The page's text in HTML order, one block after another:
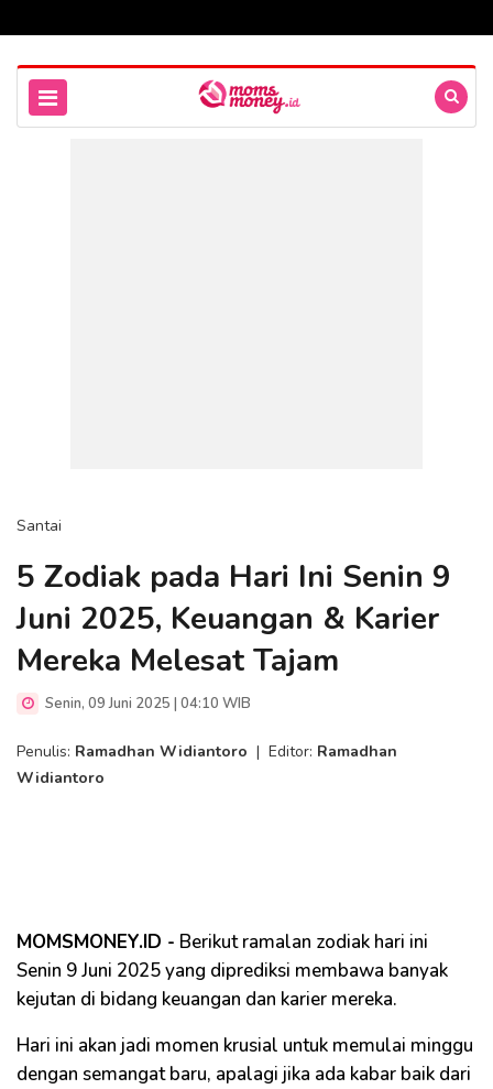
Santai
5 Zodiak pada Hari Ini Senin 9
Juni 2025, Keuangan & Karier
Mereka Melesat Tajam
Senin, 09 Juni 2025 | 04:10 WIB
Penulis: Ramadhan Widiantoro | Editor: Ramadhan
Widiantoro
MOMSMONEY.ID - Berikut ramalan zodiak hari ini
Senin 9 Juni 2025 yang diprediksi membawa banyak
kejutan di bidang keuangan dan karier mereka.
Hari ini akan jadi momen krusial untuk memulai minggu
dengan semangat baru, apalagi jika ada kabar baik dari